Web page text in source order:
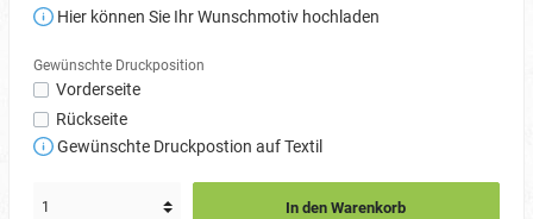
Hier können Sie Ihr Wunschmotiv hochladen
Gewünschte Druckposition
Vorderseite
Rückseite
Gewünschte Druckpostion auf Textil
In den Warenkorb